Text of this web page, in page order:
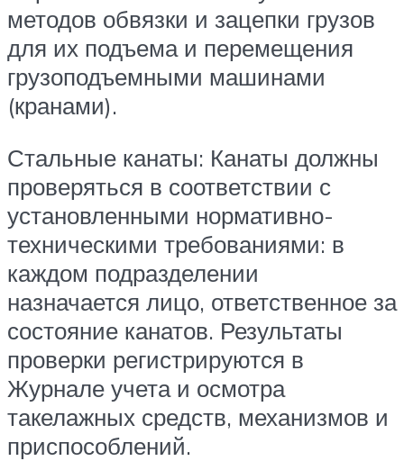
методов обвязки и зацепки грузов
для их подъема и перемещения
грузоподъемными машинами
(кранами).
Стальные канаты: Канаты должны
проверяться в соответствии с
установленными нормативно-
техническими требованиями: в
каждом подразделении
назначается лицо, ответственное за
состояние канатов. Результаты
проверки регистрируются в
Журнале учета и осмотра
такелажных средств, механизмов и
приспособлений.